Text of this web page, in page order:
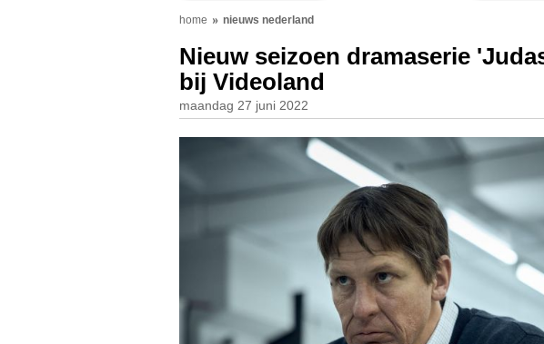
home nieuws nederland
Nieuw seizoen dramaserie
bij Videoland
maandag 27 juni 2022